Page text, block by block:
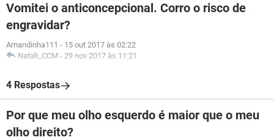
Vomitei o anticoncepcional. Corro o risco de
engravidar?
Amandinha111 - 15 out 2017 às 02:22
Natali_CCM - 29 nov 2017 às 11:21
4 Respostas
Por que meu olho esquerdo é maior que o meu
olho direito?